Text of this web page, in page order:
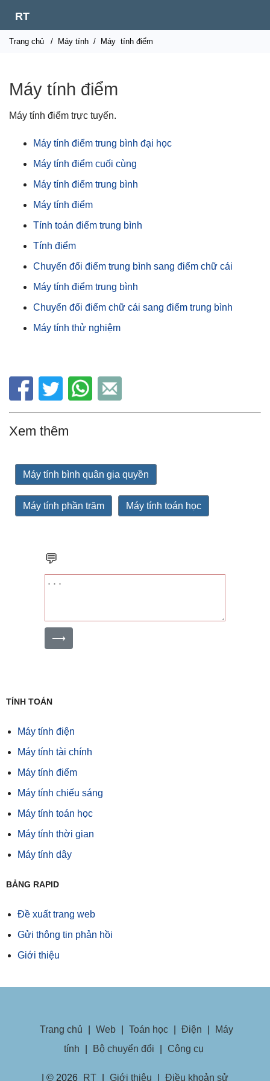
RT
Trang chủ / Máy tính / Máy tính điểm
Máy tính điểm
Máy tính điểm trực tuyến.
Máy tính điểm trung bình đại học
Máy tính điểm cuối cùng
Máy tính điểm trung bình
Máy tính điểm
Tính toán điểm trung bình
Tính điểm
Chuyển đổi điểm trung bình sang điểm chữ cái
Máy tính điểm trung bình
Chuyển đổi điểm chữ cái sang điểm trung bình
Máy tính thử nghiệm
Xem thêm
Máy tính bình quân gia quyền
Máy tính phần trăm Máy tính toán học
💬
⟶
TÍNH TOÁN
Máy tính điện
Máy tính tài chính
Máy tính điểm
Máy tính chiếu sáng
Máy tính toán học
Máy tính thời gian
Máy tính dây
BẢNG RAPID
Đề xuất trang web
Gửi thông tin phản hồi
Giới thiệu
Trang chủ Web Toán học Điện
Máy
tính
Bộ chuyển đổi Công cụ
| © 2026 RT Giới thiệu Điều khoản sử